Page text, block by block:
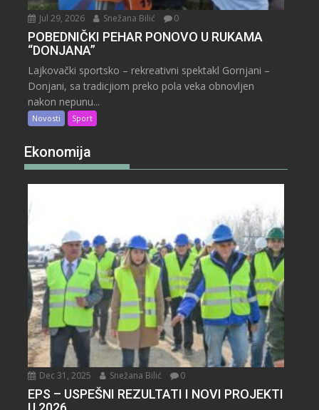
Jul 29, 2026 Snežana Bilić 0
POBEDNIČKI PEHAR PONOVO U RUKAMA
“DONJANA”
Lajkovački sportsko – rekreativni spektakl Gornjani –
Donjani, sa tradicjiom preko pola veka obnovljen
nakon nepunu...
Novosti Sport
Ekonomija
Dec 31, 2025 Snežana Bilić 0
EPS – USPEŠNI REZULTATI I NOVI PROJEKTI